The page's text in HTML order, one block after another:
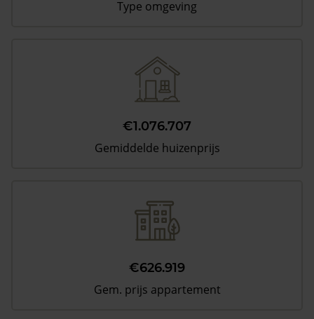
Type omgeving
€1.076.707
Gemiddelde huizenprijs
€626.919
Gem. prijs appartement